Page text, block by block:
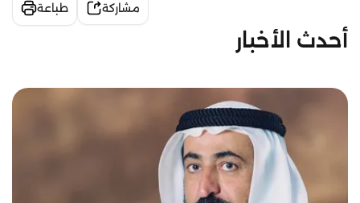
مشاركة طباعة
أحدث الأخبار